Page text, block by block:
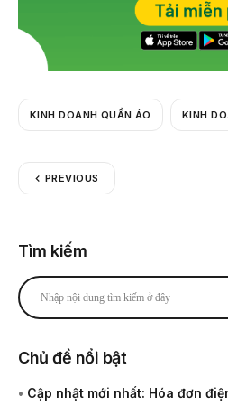
KINH DOANH QUẦN ÁO KINH
PREVIOUS
Tìm kiếm
Chủ đề nổi bật
• Cập nhật mới nhất: Hóa đơn